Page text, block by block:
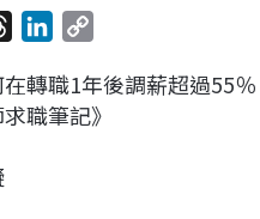
r
e
n
k
p
y
轉職1年後調薪超過55
職筆記》